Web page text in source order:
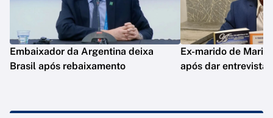
Embaixador da Argentina deixa
Brasil após rebaixamento
Ex-marido de Maria
após dar entrevista